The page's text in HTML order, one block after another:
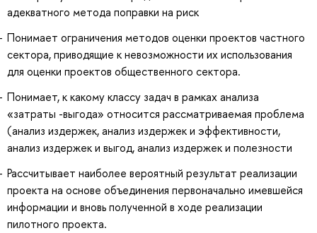
адекватного метода поправки на риск
Понимает ограничения методов оценки проектов частного
сектора, приводящие к невозможности их использования
для оценки проектов общественного сектора.
Понимает, к какому классу задач в рамках анализа
«затраты -выгода» относится рассматриваемая проблема
(анализ издержек, анализ издержек и эффективности,
анализ издержек и выгод, анализ издержек и полезности
Рассчитывает наиболее вероятный результат реализации
проекта на основе объединения первоначально имевшейся
информации и вновь полученной в ходе реализации
пилотного проекта.